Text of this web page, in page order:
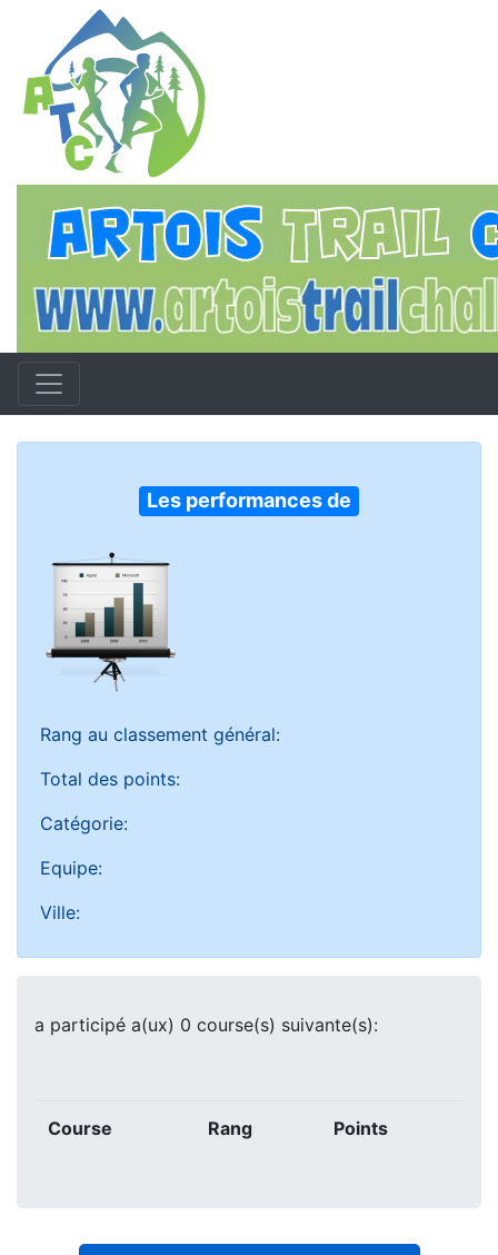
Les performances de
Rang au classement général:
Total des points:
Catégorie:
Equipe:
Ville:
a participé a(ux) 0 course(s) suivante(s):
Course Rang Points